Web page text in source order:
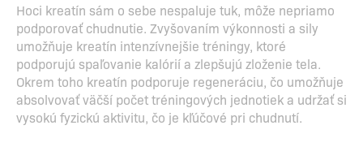
Hoci kreatín sám o sebe nespaluje tuk, môže nepriamo
podporovať chudnutie. Zvyšovaním výkonnosti a sily
umožňuje kreatín intenzívnejšie tréningy, ktoré
podporujú spaľovanie kalórií a zlepšujú zloženie tela.
Okrem toho kreatín podporuje regeneráciu, čo umožňuje
absolvovať väčší počet tréningových jednotiek a udržať si
vysokú fyzickú aktivitu, čo je kľúčové pri chudnutí.